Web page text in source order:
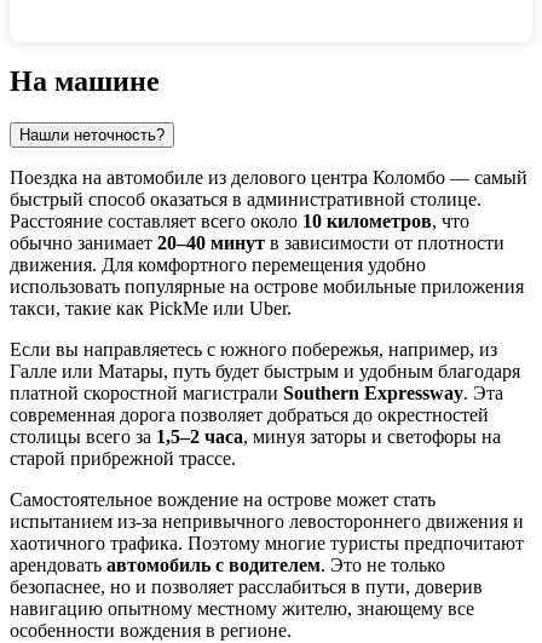
На машине
Нашли неточность?
Поездка на автомобиле из делового центра Коломбо — самый
быстрый способ оказаться в административной столице.
Расстояние составляет всего около 10 километров, что
обычно занимает 20–40 минут в зависимости от плотности
движения. Для комфортного перемещения удобно
использовать популярные на острове мобильные приложения
такси, такие как PickMe или Uber.
Если вы направляетесь с южного побережья, например, из
Галле или Матары, путь будет быстрым и удобным благодаря
платной скоростной магистрали Southern Expressway. Эта
современная дорога позволяет добраться до окрестностей
столицы всего за 1,5–2 часа, минуя заторы и светофоры на
старой прибрежной трассе.
Самостоятельное вождение на острове может стать
испытанием из-за непривычного левостороннего движения и
хаотичного трафика. Поэтому многие туристы предпочитают
арендовать автомобиль с водителем. Это не только
безопаснее, но и позволяет расслабиться в пути, доверив
навигацию опытному местному жителю, знающему все
особенности вождения в регионе.